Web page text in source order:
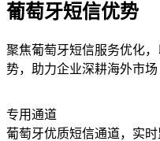
葡萄牙短信优势
聚焦葡萄牙短信服务优化
势，助力企业深耕海外市场
专用通道
葡萄牙优质短信通道，实